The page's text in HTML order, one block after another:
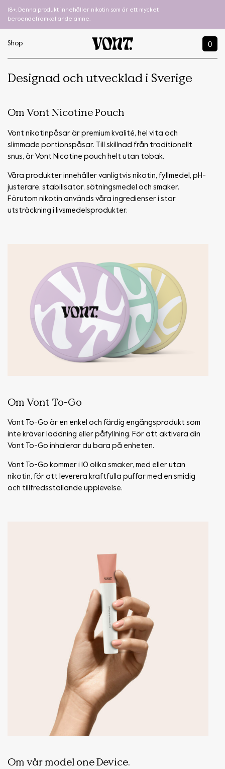
18+. Denna produkt innehåller nikotin som är ett mycket
beroendeframkallande ämne.
Shop 0
Designad och utvecklad i Sverige
Om Vont Nicotine Pouch
Vont nikotinpåsar är premium kvalité, hel vita och
slimmade portionspåsar. Till skillnad från traditionellt
snus, är Vont Nicotine pouch helt utan tobak.
Våra produkter innehåller vanligtvis nikotin, fyllmedel, pH-
justerare, stabilisator, sötningsmedel och smaker.
Förutom nikotin används våra ingredienser i stor
utsträckning i livsmedelsprodukter.
Om Vont To-Go
Vont To-Go är en enkel och färdig engångsprodukt som
inte kräver laddning eller påfyllning. För att aktivera din
Vont To-Go inhalerar du bara på enheten.
Vont To-Go kommer i 10 olika smaker, med eller utan
nikotin, för att leverera kraftfulla puffar med en smidig
och tillfredsställande upplevelse.
Om vår model one Device.